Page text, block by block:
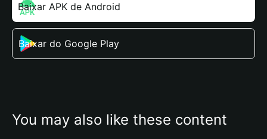
Baixar APK de Android
Baixar do Google Play
You may also like these content